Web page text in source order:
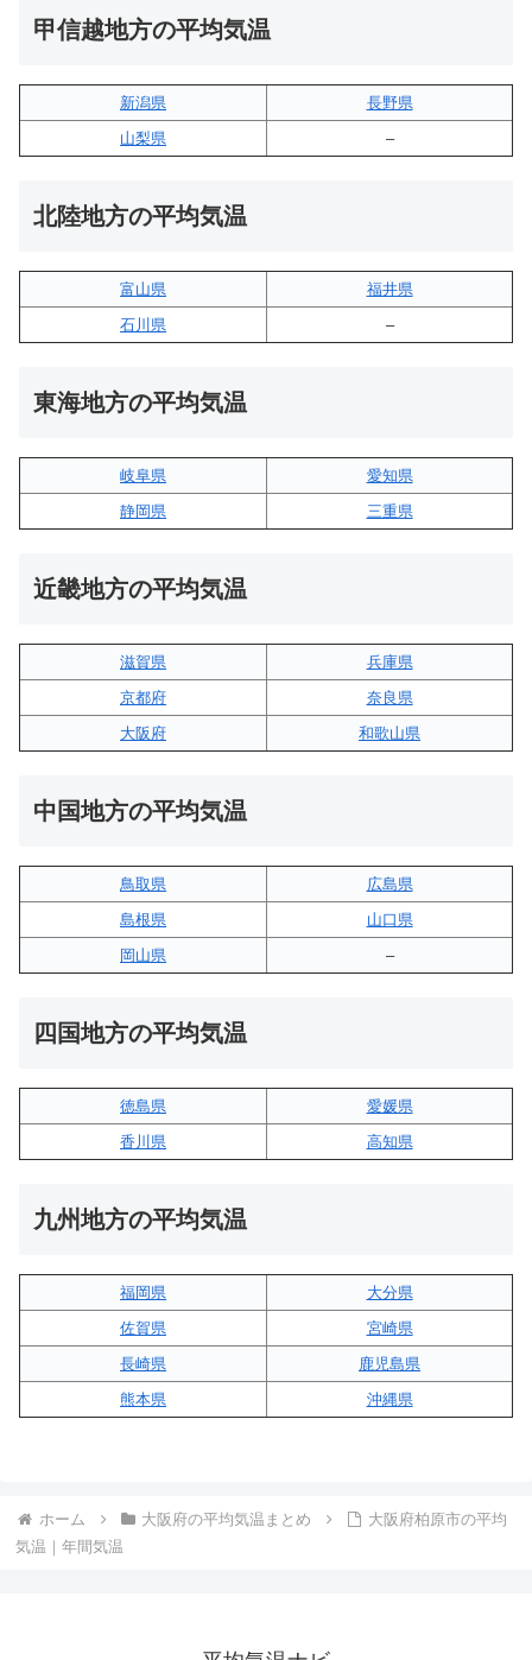
甲信越地方の平均気温
新潟県
長野県
山梨県
–
北陸地方の平均気温
富山県
福井県
石川県
–
東海地方の平均気温
岐阜県
愛知県
静岡県
三重県
近畿地方の平均気温
滋賀県
兵庫県
京都府
奈良県
大阪府
和歌山県
中国地方の平均気温
鳥取県
広島県
島根県
山口県
岡山県
–
四国地方の平均気温
徳島県
愛媛県
香川県
高知県
九州地方の平均気温
福岡県
大分県
佐賀県
宮崎県
長崎県
鹿児島県
熊本県
沖縄県
ホーム 大阪府の平均気温まとめ
大阪府柏原市の平均
気温｜年間気温